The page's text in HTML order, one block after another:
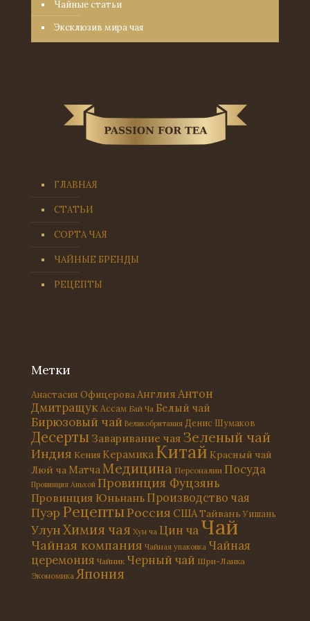
Чайные статьи
Эксклюзив мира чая
ГЛАВНАЯ
СТАТЬИ
СОРТА ЧАЯ
ЧАЙНЫЕ БРЕНДЫ
РЕЦЕПТЫ
Метки
Анастасия ОфицероваАнглия Антон
Дмитращук Ассам Бай Ча Белый чай
Бирюзовый чай Великобритания Денис Шумаков
Десерты Заваривание чая Зеленый чай
Индия Кения Керамика Китай Красный чай
Люй ча Матча Медицина Персоналии Посуда
Провинция Аньхой Провинция Фуцзянь
Провинция Юньнань Производство чая
Пуэр РецептыРоссия СШАТайвань Уишань
УлунХимия чая Хун ча Цин чаЧай
Чайная компания Чайная упаковка Чайная
церемония Чайник Черный чай Шри-Ланка
Экономика Япония